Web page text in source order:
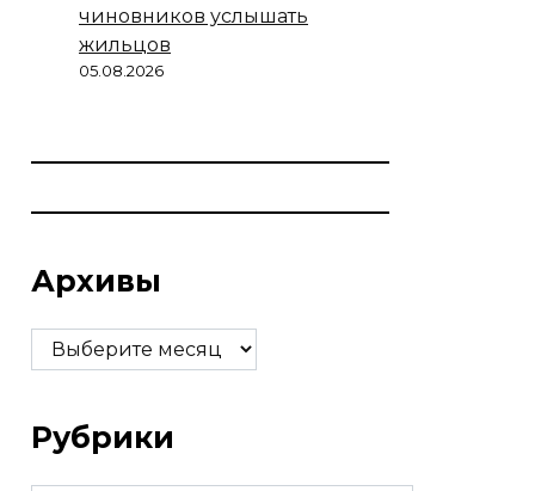
чиновников услышать
жильцов
05.08.2026
Архивы
Архивы
Рубрики